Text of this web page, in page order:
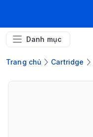
Danh mục
Trang chủ Cartridge